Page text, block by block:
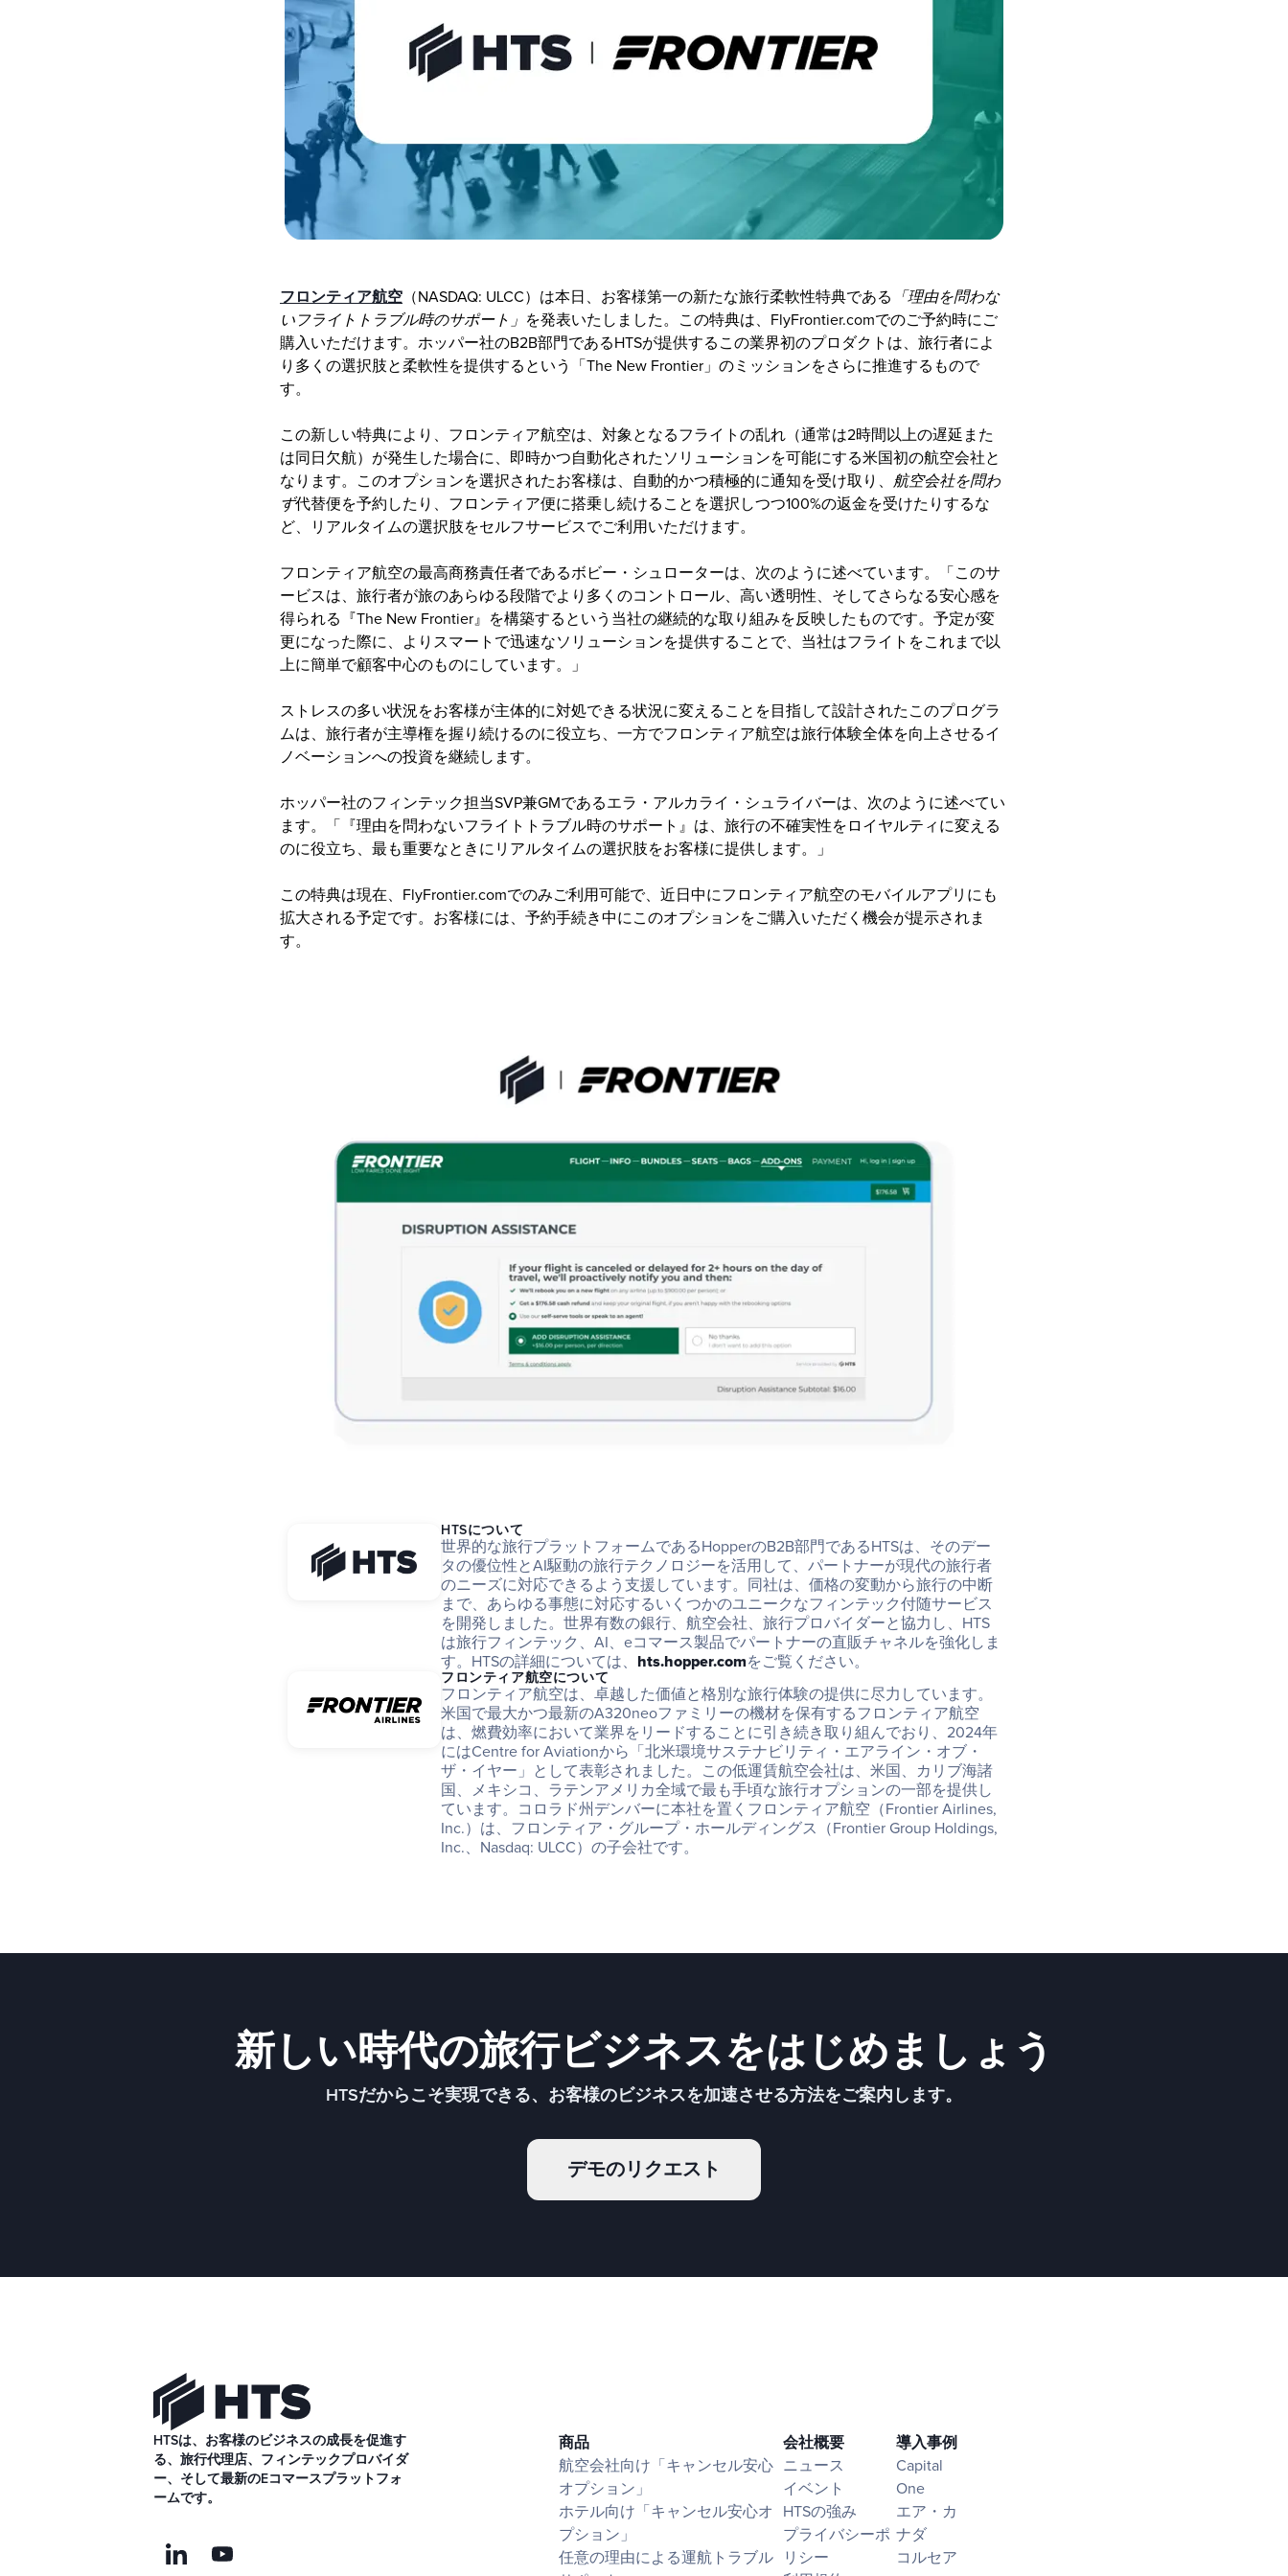
フロンティア航空 （NASDAQ: ULCC）は本日、お客様第一の新たな旅行柔軟性特典である
「理由を問わな
いフライトトラブル時のサポート」
を発表いたしました。この特典は、FlyFrontier.comでのご予約時にご
購入いただけます。ホッパー社のB2B部門であるHTSが提供するこの業界初のプロダクトは、旅行者によ
り多くの選択肢と柔軟性を提供するという「The New Frontier」のミッションをさらに推進するもので
す。
この新しい特典により、フロンティア航空は、対象となるフライトの乱れ（通常は2時間以上の遅延また
は同日欠航）が発生した場合に、即時かつ自動化されたソリューションを可能にする米国初の航空会社と
なります。このオプションを選択されたお客様は、自動的かつ積極的に通知を受け取り、 航空会社を問わ
ず代替便を予約したり、フロンティア便に搭乗し続けることを選択しつつ100%の返金を受けたりするな
ど、リアルタイムの選択肢をセルフサービスでご利用いただけます。
フロンティア航空の最高商務責任者であるボビー・シュローターは、次のように述べています。「このサ
ービスは、旅行者が旅のあらゆる段階でより多くのコントロール、高い透明性、そしてさらなる安心感を
得られる『The New Frontier』を構築するという当社の継続的な取り組みを反映したものです。予定が変
更になった際に、よりスマートで迅速なソリューションを提供することで、当社はフライトをこれまで以
上に簡単で顧客中心のものにしています。」
ストレスの多い状況をお客様が主体的に対処できる状況に変えることを目指して設計されたこのプログラ
ムは、旅行者が主導権を握り続けるのに役立ち、一方でフロンティア航空は旅行体験全体を向上させるイ
ノベーションへの投資を継続します。
ホッパー社のフィンテック担当SVP兼GMであるエラ・アルカライ・シュライバーは、次のように述べてい
ます。「『理由を問わないフライトトラブル時のサポート』は、旅行の不確実性をロイヤルティに変える
のに役立ち、最も重要なときにリアルタイムの選択肢をお客様に提供します。」
この特典は現在、FlyFrontier.comでのみご利用可能で、近日中にフロンティア航空のモバイルアプリにも
拡大される予定です。お客様には、予約手続き中にこのオプションをご購入いただく機会が提示されま
す。
HTSについて
世界的な旅行プラットフォームであるHopperのB2B部門であるHTSは、そのデー
タの優位性とAI駆動の旅行テクノロジーを活用して、パートナーが現代の旅行者
のニーズに対応できるよう支援しています。同社は、価格の変動から旅行の中断
まで、あらゆる事態に対応するいくつかのユニークなフィンテック付随サービス
を開発しました。世界有数の銀行、航空会社、旅行プロバイダーと協力し、HTS
は旅行フィンテック、AI、eコマース製品でパートナーの直販チャネルを強化しま
す。HTSの詳細については、
hts.hopper.comをご覧ください。
フロンティア航空について
フロンティア航空は、卓越した価値と格別な旅行体験の提供に尽力しています。
米国で最大かつ最新のA320neoファミリーの機材を保有するフロンティア航空
は、燃費効率において業界をリードすることに引き続き取り組んでおり、2024年
にはCentre for Aviationから「北米環境サステナビリティ・エアライン・オブ・
ザ・イヤー」として表彰されました。この低運賃航空会社は、米国、カリブ海諸
国、メキシコ、ラテンアメリカ全域で最も手頃な旅行オプションの一部を提供し
ています。コロラド州デンバーに本社を置くフロンティア航空（Frontier Airlines,
Inc.）は、フロンティア・グループ・ホールディングス（Frontier Group Holdings,
Inc.、Nasdaq: ULCC）の子会社です。
新しい時代の旅行ビジネスをはじめましょう
HTSだからこそ実現できる、お客様のビジネスを加速させる方法をご案内します。
デモのリクエスト
HTSは、お客様のビジネスの成長を促進す
る、旅行代理店、フィンテックプロバイダ
ー、そして最新のEコマースプラットフォ
ームです。
商品
航空会社向け「キャンセル安心
オプション」
ホテル向け「キャンセル安心オ
プション」
任意の理由による運航トラブル
会社概要
ニュース
イベント
HTSの強み
プライバシーポ
リシー
導入事例
Capital
One
エア・カ
ナダ
コルセア